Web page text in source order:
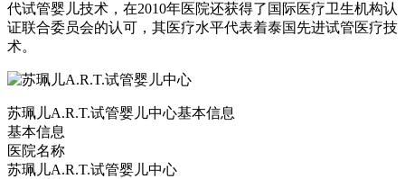
代试管婴儿技术，在2010年医院还获得了国际医疗卫生机构认
证联合委员会的认可，其医疗水平代表着泰国先进试管医疗技
术。
苏珮儿A.R.T.试管婴儿中心基本信息
基本信息
医院名称
苏珮儿A.R.T.试管婴儿中心